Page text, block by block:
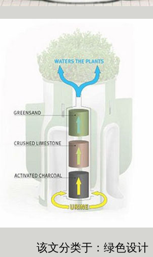
该文分类于：绿色设计